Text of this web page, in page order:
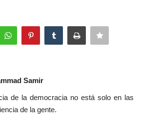
Samir
de la democracia no está solo en las
de la gente.